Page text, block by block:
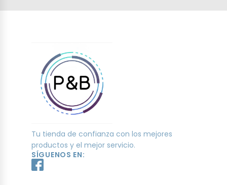
Tu tienda de confianza con los mejores
productos y el mejor servicio.
SÍGUENOS EN: